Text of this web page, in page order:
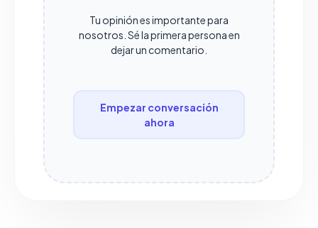
Tu opinión es importante para
nosotros. Sé la primera persona en
dejar un comentario.
Empezar conversación
ahora